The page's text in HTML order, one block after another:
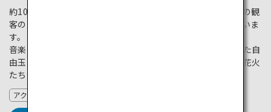
約100年の歴史を持つ日本最大級の花火競技大会。約60万人の観
客の前で、全国から集まった一流の花火師たちがその技を競いま
す。
音楽とシンクロするミュージック花火や、創意工夫を凝らした自
由玉、さらに昼間には昼花火も披露され、大曲の夏を大輪の花火
たちが彩ります。
アクティビティ